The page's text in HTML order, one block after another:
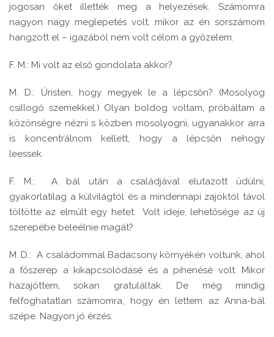
jogosan őket illették meg a helyezések. Számomra
nagyon nagy meglepetés volt, mikor az én sorszámom
hangzott el – igazából nem volt célom a győzelem.
F. M.: Mi volt az első gondolata akkor?
M. D.: Úristen, hogy megyek le a lépcsőn? (Mosolyog
csillogó szemekkel.) Olyan boldog voltam, próbáltam a
közönségre nézni s közben mosolyogni, ugyanakkor arra
is koncentrálnom kellett, hogy a lépcsőn nehogy
leessek.
F. M.: A bál után a családjával elutazott üdülni,
gyakorlatilag a külvilágtól és a mindennapi zajoktól távol
töltötte az elmúlt egy hetet. Volt ideje, lehetősége az új
szerepébe beleélnie magát?
M. D.: A családommal Badacsony környékén voltunk, ahol
a főszerep a kikapcsolódásé és a pihenésé volt. Mikor
hazajöttem, sokan gratuláltak. De még mindig
felfoghatatlan számomra, hogy én lettem az Anna-bál
szépe. Nagyon jó érzés.